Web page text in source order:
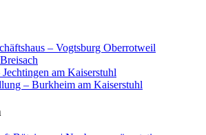
– Vogtsburg Oberrotweil
am Kaiserstuhl
– Burkheim am Kaiserstuhl